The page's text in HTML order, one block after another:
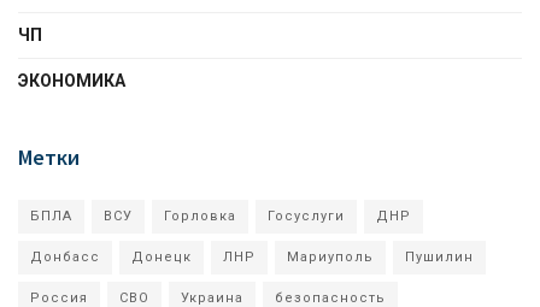
ЧП
ЭКОНОМИКА
Метки
БПЛА ВСУ Горловка Госуслуги ДНР
Донбасс Донецк ЛНР Мариуполь Пушилин
Россия СВО Украина безопасность